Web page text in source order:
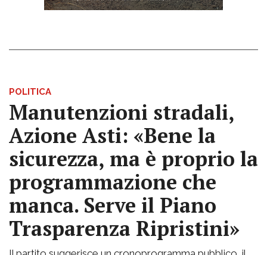
POLITICA
Manutenzioni stradali,
Azione Asti: «Bene la
sicurezza, ma è proprio la
programmazione che
manca. Serve il Piano
Trasparenza Ripristini»